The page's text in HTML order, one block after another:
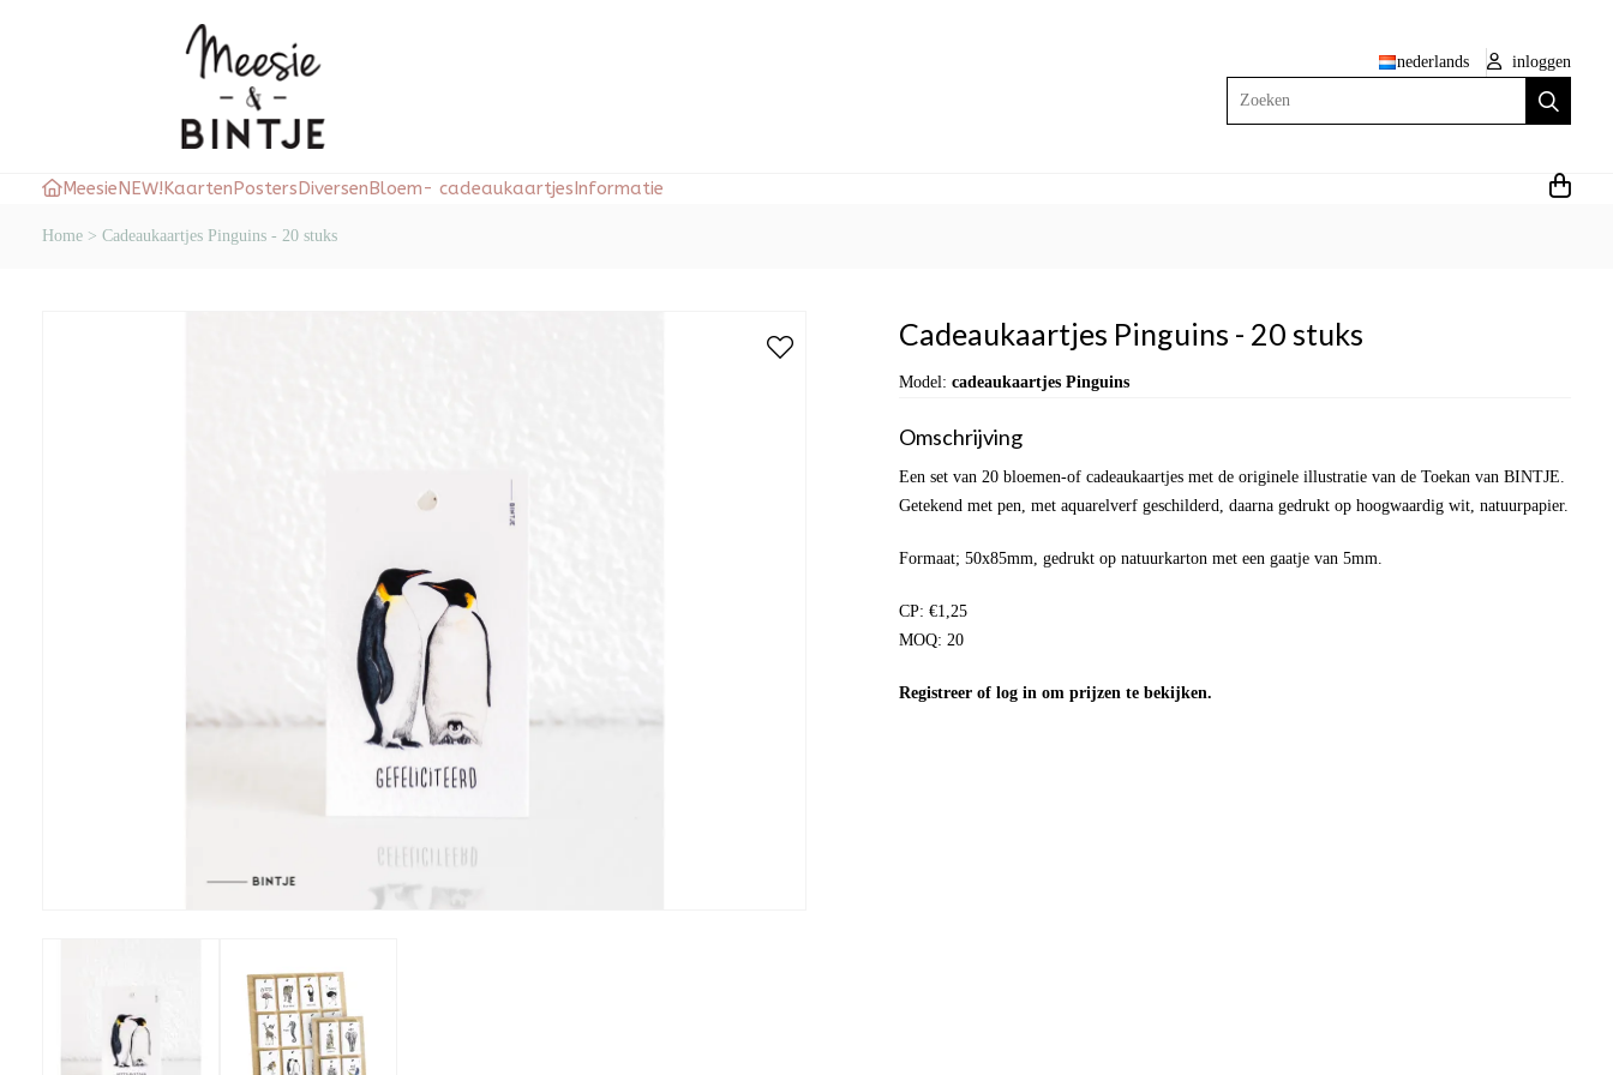
nederlands
inloggen
Zoeken
Meesie NEW! Kaarten Posters Diversen Bloem- cadeaukaartjes Informatie
Home > Cadeaukaartjes Pinguins - 20 stuks
Cadeaukaartjes Pinguins - 20 stuks
Model: cadeaukaartjes Pinguins
Omschrijving
Een set van 20 bloemen-of cadeaukaartjes met de originele illustratie van de Toekan van BINTJE.
Getekend met pen, met aquarelverf geschilderd, daarna gedrukt op hoogwaardig wit, natuurpapier.
Formaat; 50x85mm, gedrukt op natuurkarton met een gaatje van 5mm.
CP: €1,25
MOQ: 20
Registreer of log in om prijzen te bekijken.